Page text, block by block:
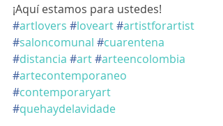
¡Aquí estamos para ustedes!
#artlovers #loveart#artistforartist
#saloncomunal #cuarentena
#distancia #art#arteencolombia
#artecontemporaneo
#contemporaryart
#quehaydelavidade